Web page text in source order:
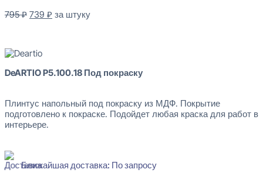
795₽ Первоначальная
739 ₽ Текущая
за штуку
DeARTIO P5.100.18 Под покраску
Плинтус напольный под покраску из МДФ. Покрытие
подготовлено к покраске. Подойдет любая краска для работ в
интерьере.
Ближайшая доставка: По запросу